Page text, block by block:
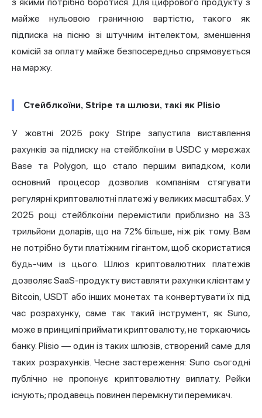
майже нульовою граничною вартістю, такого як
підписка на пісню зі штучним інтелектом, зменшення
комісій за оплату майже безпосередньо спрямовується
на маржу.
Стейблкоїни, Stripe та шлюзи, такі як Plisio
У жовтні 2025 року Stripe запустила виставлення
рахунків за підписку на стейблкоїни в USDC у мережах
Base та Polygon, що стало першим випадком, коли
основний процесор дозволив компаніям стягувати
регулярні криптовалютні платежі у великих масштабах. У
2025 році стейблкоїни перемістили приблизно на 33
трильйони доларів, що на 72% більше, ніж рік тому. Вам
не потрібно бути платіжним гігантом, щоб скористатися
будь-чим із цього.Шлюз криптовалютних платежів
дозволяє SaaS-продукту виставляти рахунки клієнтам у
Bitcoin, USDT або інших монетах та конвертувати їх під
час розрахунку, саме так такий інструмент, як Suno,
може в принципі приймати криптовалюту, не торкаючись
банку. Plisio — один із таких шлюзів, створений саме для
таких розрахунків. Чесне застереження: Suno сьогодні
публічно не пропонує криптовалютну виплату. Рейки
існують; продавець повинен перемкнути перемикач.